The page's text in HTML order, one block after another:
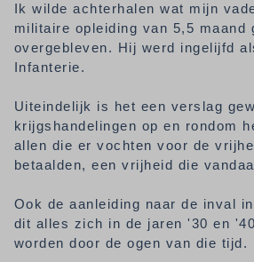
Ik wilde achterhalen wat mijn
militaire opleiding van 5,5 maand
overgebleven. Hij werd ingelijfd
Infanterie.
Uiteindelijk is het een verslag
krijgshandelingen op en rondom
allen die er vochten voor de
betaalden, een vrijheid die
Ook de aanleiding naar de inval
dit alles zich in de jaren '30 en
worden door de ogen van die tijd.